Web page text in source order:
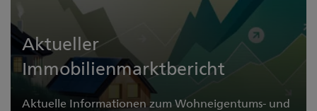
Aktueller
Immobilienmarktbericht
Aktuelle Informationen zum Wohneigentums- und